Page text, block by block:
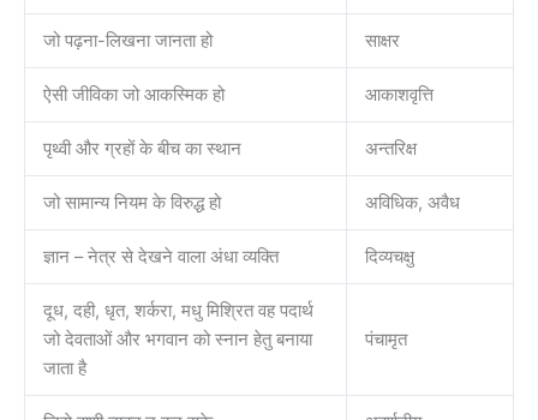
जो पढ़ना-लिखना जानता हो साक्षर
ऐसी जीविका जो आकस्मिक हो आकाशवृत्ति
पृथ्वी और ग्रहों के बीच का स्थान अन्तरिक्ष
जो सामान्य नियम के विरुद्ध हो अविधिक, अवैध
ज्ञान – नेत्र से देखने वाला अंधा व्यक्ति दिव्यचक्षु
दूध, दही, धृत, शर्करा, मधु मिश्रित वह पदार्थ
जो देवताओं और भगवान को स्नान हेतु बनाया
जाता है
पंचामृत